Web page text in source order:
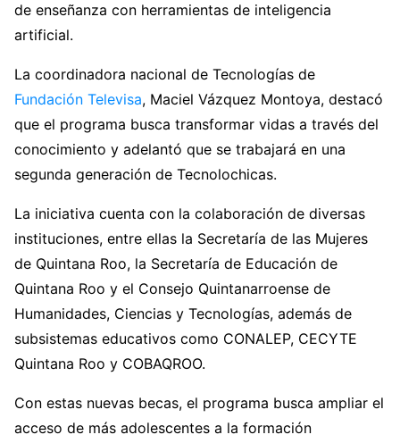
de enseñanza con herramientas de inteligencia
artificial.
La coordinadora nacional de Tecnologías de
Fundación Televisa, Maciel Vázquez Montoya, destacó
que el programa busca transformar vidas a través del
conocimiento y adelantó que se trabajará en una
segunda generación de Tecnolochicas.
La iniciativa cuenta con la colaboración de diversas
instituciones, entre ellas la Secretaría de las Mujeres
de Quintana Roo, la Secretaría de Educación de
Quintana Roo y el Consejo Quintanarroense de
Humanidades, Ciencias y Tecnologías, además de
subsistemas educativos como CONALEP, CECYTE
Quintana Roo y COBAQROO.
Con estas nuevas becas, el programa busca ampliar el
acceso de más adolescentes a la formación